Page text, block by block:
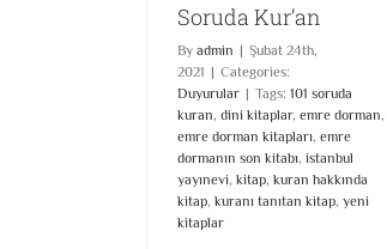
Soruda Kur’an
By admin | Şubat 24th,
2021 | Categories:
Duyurular | Tags: 101 soruda
kuran, dini kitaplar, emre dorman,
emre dorman kitapları, emre
dormanın son kitabı, istanbul
yayınevi, kitap, kuran hakkında
kitap, kuranı tanıtan kitap, yeni
kitaplar